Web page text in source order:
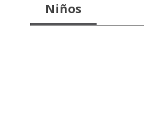
Niños